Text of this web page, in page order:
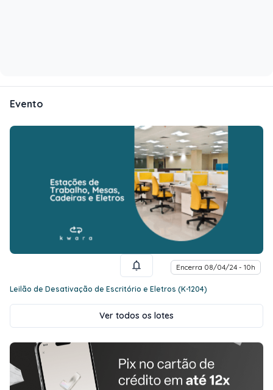
Evento
Encerra 08/04/24 - 10h
Leilão de Desativação de Escritório e Eletros (K-1204)
Ver todos os lotes